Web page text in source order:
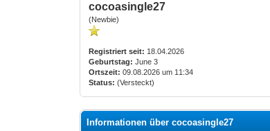
cocoasingle27
(Newbie)
Registriert seit: 18.04.2026
Geburtstag: June 3
Ortszeit: 09.08.2026 um 11:34
Status: (Versteckt)
Informationen über cocoasingle27